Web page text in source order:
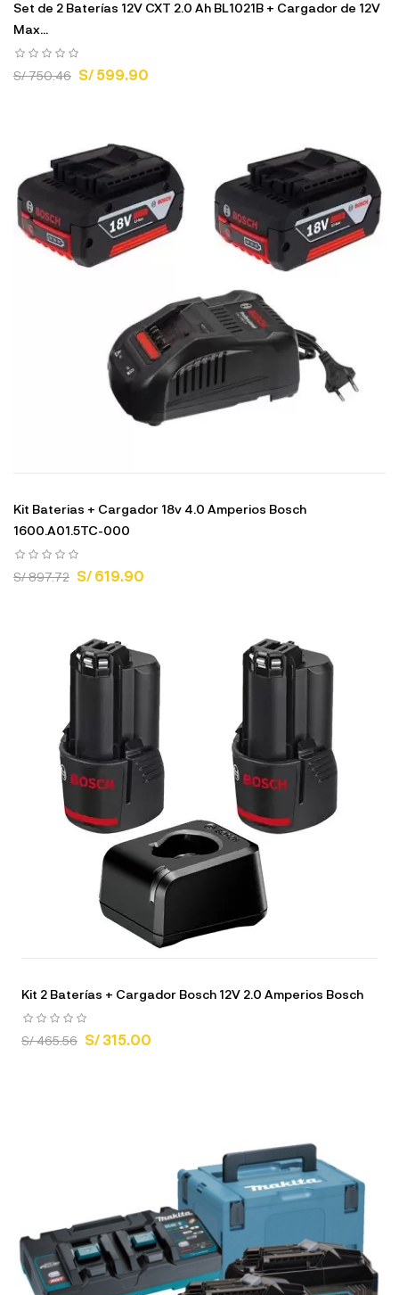
Set de 2 Baterías 12V CXT 2.0 Ah BL1021B + Cargador de 12V
Max...
S/ 750.46 S/ 599.90
Kit Baterias + Cargador 18v 4.0 Amperios Bosch
1600.A01.5TC-000
S/ 897.72 S/ 619.90
Kit 2 Baterías + Cargador Bosch 12V 2.0 Amperios Bosch
S/ 465.56 S/ 315.00